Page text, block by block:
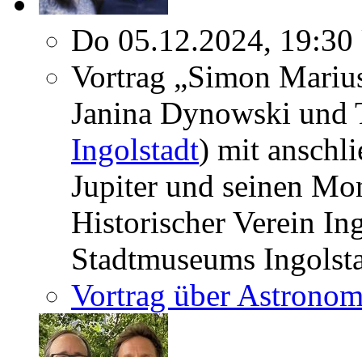
Do 05.12.2024,
Vortrag „Simon
Janina Dynowski und
Ingolstadt) mit
Jupiter und seinen
Historischer Verein
Stadtmuseums
Vortrag über